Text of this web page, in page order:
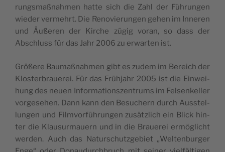
rungs­maß­nah­men hat­te sich die Zahl der Füh­run­gen
wie­der ver­mehrt. Die Reno­vie­run­gen gehen im Inne­ren
und Äuße­ren der Kir­che zügig vor­an, so dass der
Abschluss für das Jahr 2006 zu erwar­ten ist.
Grö­ße­re Bau­maß­nah­men gibt es zudem im Bereich der
Klos­ter­braue­rei. Für das Früh­jahr 2005 ist die Ein­wei­
hung des neu­en Infor­ma­ti­ons­zen­trums im Fel­sen­kel­ler
vor­ge­se­hen. Dann kann den Besu­chern durch Aus­stel­
lun­gen und Film­vor­füh­run­gen zusätz­lich ein Blick hin­
ter die Klau­sur­mau­ern und in die Braue­rei ermög­licht
wer­den. Auch das Natur­schutz­ge­biet „Wel­ten­bur­ger